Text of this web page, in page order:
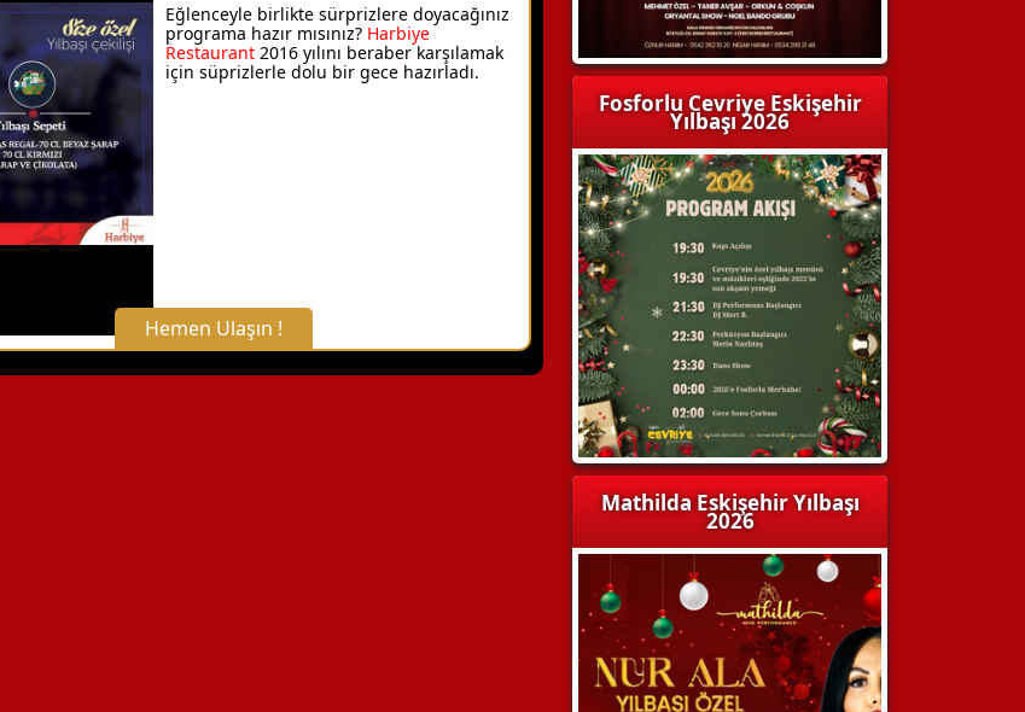
Eğlenceyle birlikte sürprizlere doyacağınız
programa hazır mısınız? Harbiye
Restaurant2016 yılını beraber karşılamak
için süprizlerle dolu bir gece hazırladı.
Hemen Ulaşın !
X Kapat
Fosforlu Cevriye Eskişehir
Yılbaşı 2026
Mathilda Eskişehir Yılbaşı
2026